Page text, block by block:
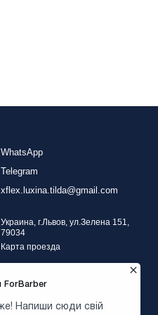
WhatsApp
Telegram
xflex.luxina.tilda@gmail.com
Украина, г.Львов, ул.Зелена 151,
79034
Карта проезда